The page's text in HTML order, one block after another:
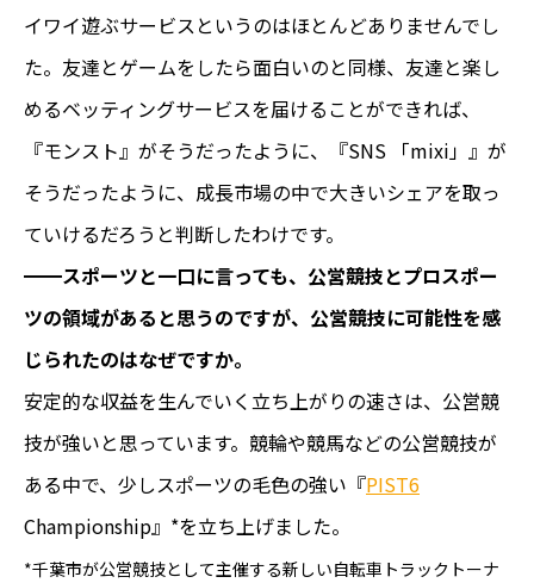
イワイ遊ぶサービスというのはほとんどありませんでし
た。友達とゲームをしたら面白いのと同様、友達と楽し
めるベッティングサービスを届けることができれば、
『モンスト』がそうだったように、『SNS 「mixi」』が
そうだったように、成長市場の中で大きいシェアを取っ
ていけるだろうと判断したわけです。
━━スポーツと一口に言っても、公営競技とプロスポー
ツの領域があると思うのですが、公営競技に可能性を感
じられたのはなぜですか。
安定的な収益を生んでいく立ち上がりの速さは、公営競
技が強いと思っています。競輪や競馬などの公営競技が
ある中で、少しスポーツの毛色の強い『PIST6
Championship』*を立ち上げました。
*千葉市が公営競技として主催する新しい自転車トラックトーナ